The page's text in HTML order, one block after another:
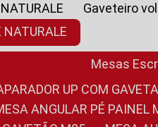
Gaveteiro
NATURALE
Mesas
APARADOR UP COM GAVETA
MESA ANGULAR PÉ PAINEL